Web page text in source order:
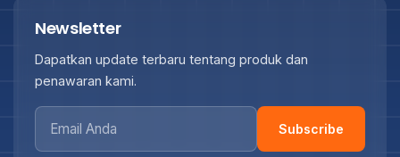
Newsletter
Dapatkan update terbaru tentang produk dan
penawaran kami.
Subscribe